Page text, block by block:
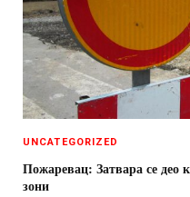
UNCATEGORIZED
Пожаревац: Затвара се део
зони